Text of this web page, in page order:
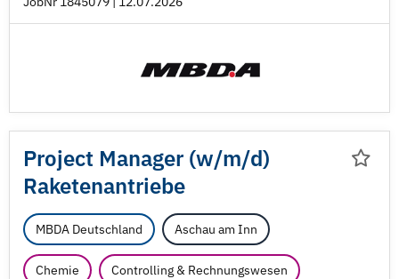
Project Manager (w/m/d)
Raketenantriebe
MBDA Deutschland Aschau am Inn
Chemie Controlling & Rechnungswesen